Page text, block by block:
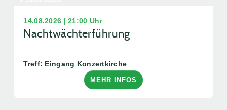
14.08.2026 | 21:00 Uhr
Nachtwächterführung
Treff: Eingang Konzertkirche
MEHR INFOS